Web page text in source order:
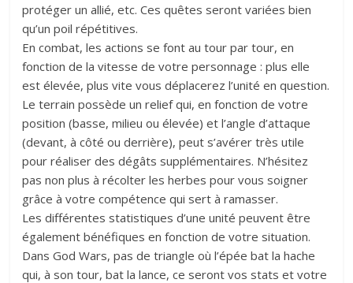
protéger un allié, etc. Ces quêtes seront variées bien
qu’un poil répétitives.
En combat, les actions se font au tour par tour, en
fonction de la vitesse de votre personnage : plus elle
est élevée, plus vite vous déplacerez l’unité en question.
Le terrain possède un relief qui, en fonction de votre
position (basse, milieu ou élevée) et l’angle d’attaque
(devant, à côté ou derrière), peut s’avérer très utile
pour réaliser des dégâts supplémentaires. N’hésitez
pas non plus à récolter les herbes pour vous soigner
grâce à votre compétence qui sert à ramasser.
Les différentes statistiques d’une unité peuvent être
également bénéfiques en fonction de votre situation.
Dans God Wars, pas de triangle où l’épée bat la hache
qui, à son tour, bat la lance, ce seront vos stats et votre